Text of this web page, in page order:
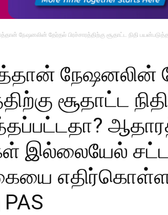
நேஷனலின் தேர்தல் பிரச்சாரத்திற்கு சூதாட்ட நிதி
நேஷனலின்
சூதாட்ட நிதி
இல்லையேல்
எதிர்கொள்ள